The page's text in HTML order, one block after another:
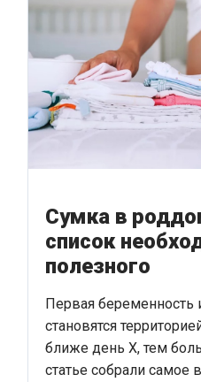
Сумка в
список
полезного
Первая беременность
становятся
ближе день Х, тем
статье собрали самое